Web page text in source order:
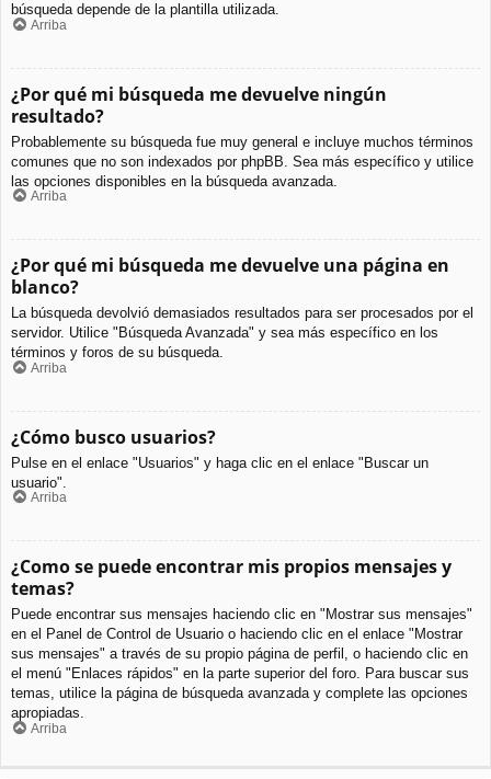
búsqueda depende de la plantilla utilizada.
Arriba
¿Por qué mi búsqueda me devuelve ningún
resultado?
Probablemente su búsqueda fue muy general e incluye muchos términos
comunes que no son indexados por phpBB. Sea más específico y utilice
las opciones disponibles en la búsqueda avanzada.
Arriba
¿Por qué mi búsqueda me devuelve una página en
blanco?
La búsqueda devolvió demasiados resultados para ser procesados por el
servidor. Utilice "Búsqueda Avanzada" y sea más específico en los
términos y foros de su búsqueda.
Arriba
¿Cómo busco usuarios?
Pulse en el enlace "Usuarios" y haga clic en el enlace "Buscar un
usuario".
Arriba
¿Como se puede encontrar mis propios mensajes y
temas?
Puede encontrar sus mensajes haciendo clic en "Mostrar sus mensajes"
en el Panel de Control de Usuario o haciendo clic en el enlace "Mostrar
sus mensajes" a través de su propio página de perfil, o haciendo clic en
el menú "Enlaces rápidos" en la parte superior del foro. Para buscar sus
temas, utilice la página de búsqueda avanzada y complete las opciones
apropiadas.
Arriba